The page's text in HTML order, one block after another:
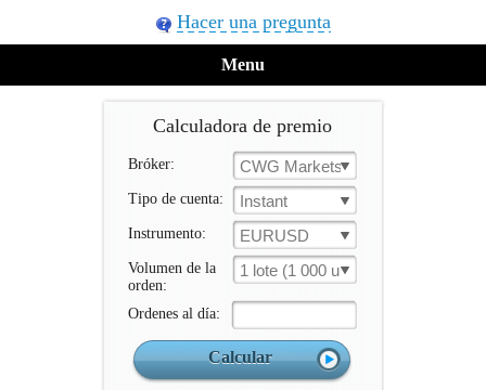
Hacer una pregunta
Menu
Calculadora de premio
Bróker: CWG Markets
Tipo de cuenta: Instant
Instrumento: EURUSD
Volumen de la
orden:
1 lote (1 000 un.)
Ordenes al día: